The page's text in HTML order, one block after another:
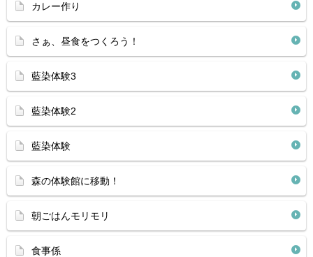
カレー作り
さぁ、昼食をつくろう！
藍染体験3
藍染体験2
藍染体験
森の体験館に移動！
朝ごはんモリモリ
食事係